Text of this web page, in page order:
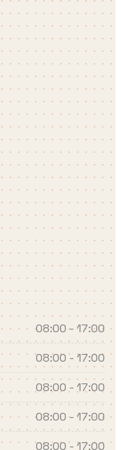
08:00 - 17:00
08:00 - 17:00
08:00 - 17:00
08:00 - 17:00
08:00 - 17:00